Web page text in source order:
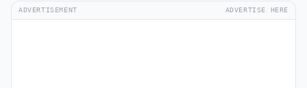
ADVERTISEMENT ADVERTISE HERE